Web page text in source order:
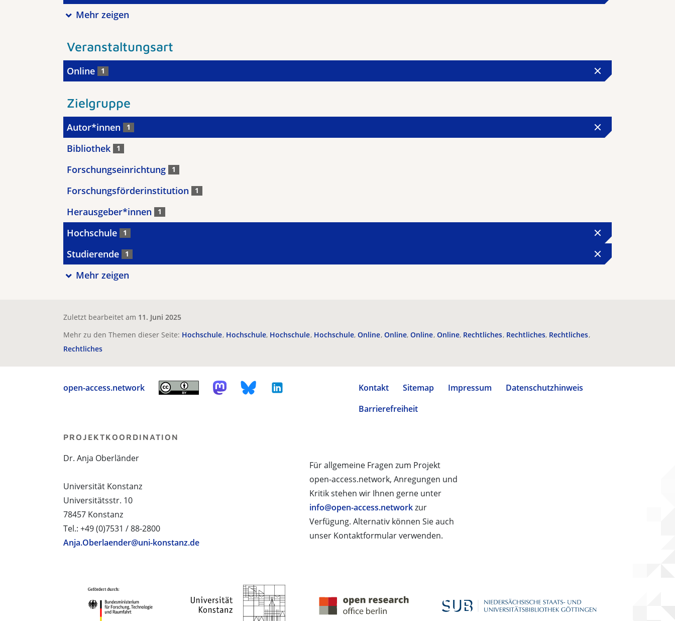
Mehr zeigen
Veranstaltungsart
Online 1
Zielgruppe
Autor*innen 1
Bibliothek 1
Forschungseinrichtung 1
Forschungsförderinstitution 1
Herausgeber*innen 1
Hochschule 1
Studierende 1
Mehr zeigen
Zuletzt bearbeitet am 11. Juni 2025
Mehr zu den Themen dieser Seite: Hochschule Hochschule Hochschule Hochschule Online Online Online Online Rechtliches Rechtliches Rechtliches
Rechtliches
open-access.network Kontakt Sitemap Impressum
Datenschutzhinweis
Barrierefreiheit
Für allgemeine Fragen zum Projekt
open-access.network, Anregungen und
Kritik stehen wir Ihnen gerne unter
info@open-access.networkzur
Verfügung. Alternativ können Sie auch
unser Kontaktformular verwenden.
PROJEKTKOORDINATION
Dr. Anja Oberländer
Universität Konstanz
Universitätsstr. 10
78457 Konstanz
Tel.: +49 (0)7531 / 88-2800
Anja.Oberlaender@uni-konstanz.de